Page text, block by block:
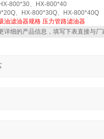
800*30、HX-800*40
、HX-800*30Q、HX-800*40Q
油滤油器规格 压力管路滤油器
详细的产品信息，填写下表直接与厂